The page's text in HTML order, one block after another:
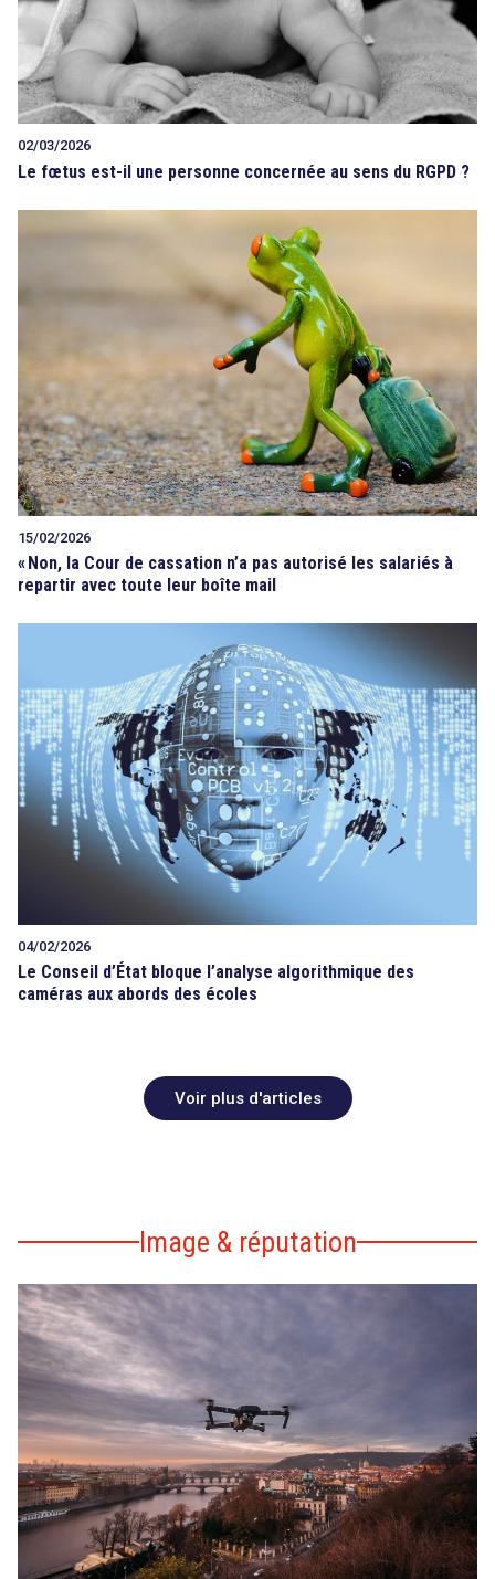
02/03/2026
Le fœtus est-il une personne concernée au sens du RGPD ?
15/02/2026
« Non, la Cour de cassation n’a pas autorisé les salariés à
repartir avec toute leur boîte mail
04/02/2026
Le Conseil d’État bloque l’analyse algorithmique des
caméras aux abords des écoles
Voir plus d'articles
Image & réputation